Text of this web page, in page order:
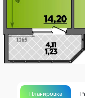
Планировка